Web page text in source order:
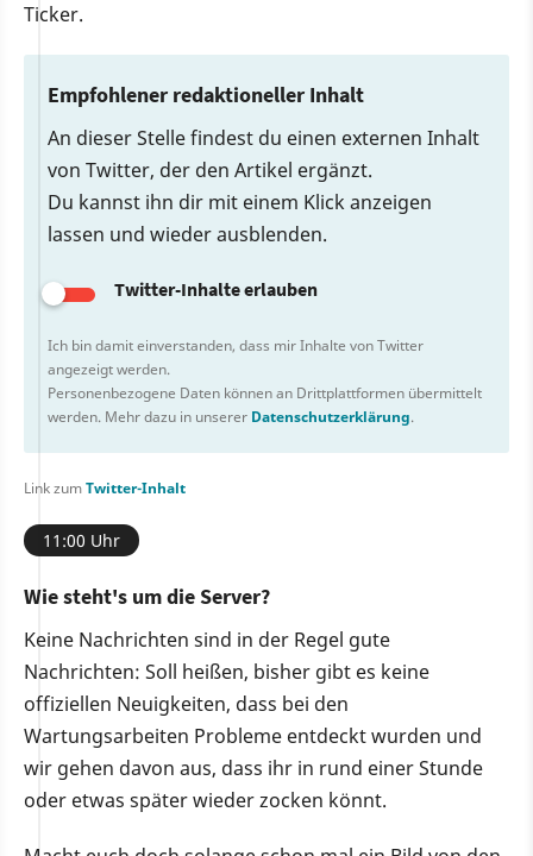
Ticker.
Empfohlener redaktioneller Inhalt
An dieser Stelle findest du einen externen Inhalt
von Twitter, der den Artikel ergänzt.
Du kannst ihn dir mit einem Klick anzeigen
lassen und wieder ausblenden.
Twitter-Inhalte erlauben
Ich bin damit einverstanden, dass mir Inhalte von Twitter
angezeigt werden.
Personenbezogene Daten können an Drittplattformen übermittelt
werden. Mehr dazu in unserer Datenschutzerklärung.
Link zumTwitter-Inhalt
11:00 Uhr
Wie steht's um die Server?
Keine Nachrichten sind in der Regel gute
Nachrichten: Soll heißen, bisher gibt es keine
offiziellen Neuigkeiten, dass bei den
Wartungsarbeiten Probleme entdeckt wurden und
wir gehen davon aus, dass ihr in rund einer Stunde
oder etwas später wieder zocken könnt.